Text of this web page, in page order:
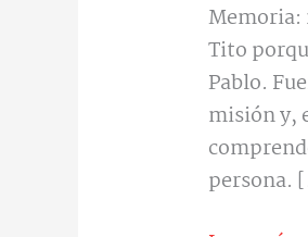
Memoria:
Tito
Pablo.
misión y,
persona.